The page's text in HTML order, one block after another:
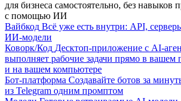
для бизнеса самостоятельно, без навыков
с помощью ИИ
Вайбкод Всё уже есть внутри: API,
ИИ-модели
Коворк/Код Десктоп-приложение с AI-
выполняет рабочие задачи прямо в вашем
и на вашем компьютере
Бот-платформа Создавайте ботов за
из Telegram одним промптом